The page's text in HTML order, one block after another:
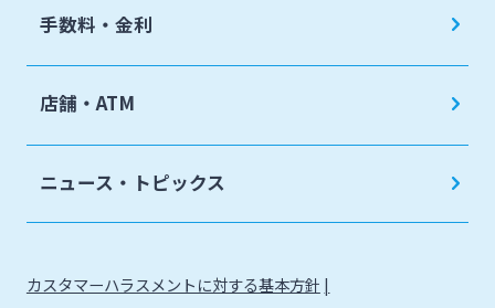
手数料・金利
店舗・ATM
ニュース・トピックス
カスタマーハラスメントに対する基本方針